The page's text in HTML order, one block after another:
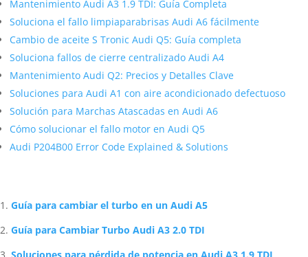
Mantenimiento Audi A3 1.9 TDI: Guía Completa
Soluciona el fallo limpiaparabrisas Audi A6 fácilmente
Cambio de aceite S Tronic Audi Q5: Guía completa
Soluciona fallos de cierre centralizado Audi A4
Mantenimiento Audi Q2: Precios y Detalles Clave
Soluciones para Audi A1 con aire acondicionado defectuoso
Solución para Marchas Atascadas en Audi A6
Cómo solucionar el fallo motor en Audi Q5
Audi P204B00 Error Code Explained & Solutions
Guía para cambiar el turbo en un Audi A5
Guía para Cambiar Turbo Audi A3 2.0 TDI